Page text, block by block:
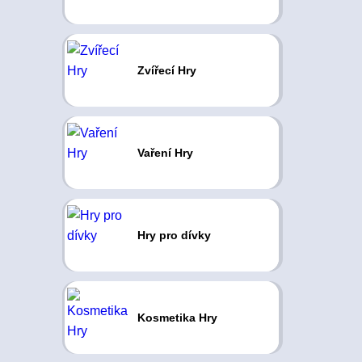
Zvířecí Hry
Vaření Hry
Hry pro dívky
Kosmetika Hry